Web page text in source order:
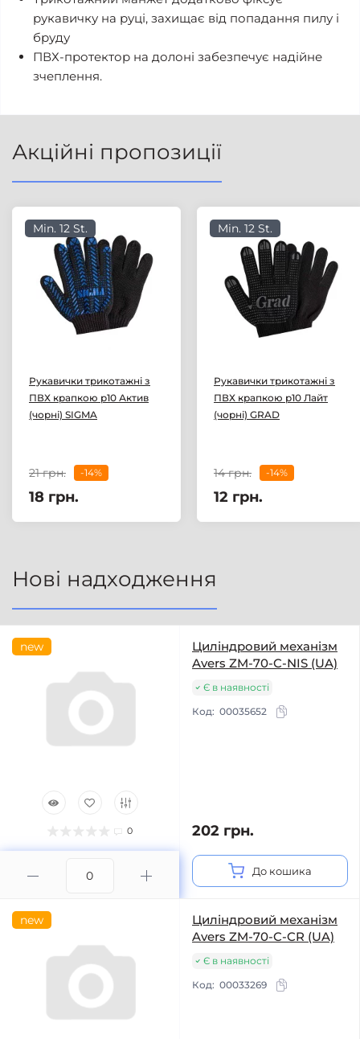
рукавичку на руці, захищає від попадання пилу і
бруду
ПВХ-протектор на долоні забезпечує надійне
зчеплення.
Акційні пропозиції
Min. 12 St.
Рукавички трикотажні з
ПВХ крапкою р10 Актив
(чорні) SIGMA
21 грн. -14%
18 грн.
Min. 12 St.
Рукавички трикотажні з
ПВХ крапкою р10 Лайт
(чорні) GRAD
14 грн. -14%
12 грн.
Нові надходження
new
0
Циліндровий механізм
Avers ZM-70-C-NIS (UA)
Є в наявності
Код: 00035652
202 грн.
До кошика
new
Циліндровий механізм
Avers ZM-70-C-CR (UA)
Є в наявності
Код: 00033269